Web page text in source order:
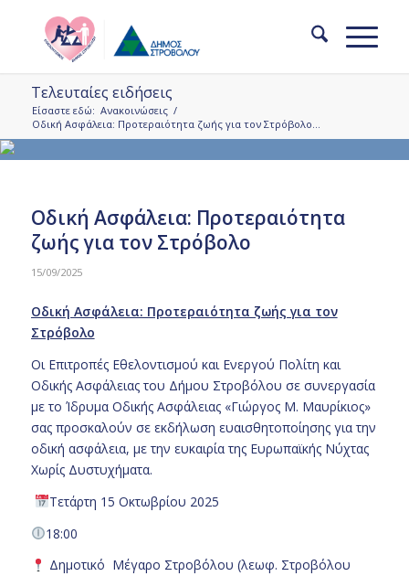
Τελευταίες ειδήσεις
Είσαστε εδώ: Ανακοινώσεις /
Οδική Ασφάλεια: Προτεραιότητα ζωής για τον Στρόβολο...
Οδική Ασφάλεια: Προτεραιότητα
ζωής για τον Στρόβολο
15/09/2025
Οδική Ασφάλεια: Προτεραιότητα ζωής για τον
Στρόβολο
Οι Επιτροπές Εθελοντισμού και Ενεργού Πολίτη και
Οδικής Ασφάλειας του Δήμου Στροβόλου σε συνεργασία
με το Ίδρυμα Οδικής Ασφάλειας «Γιώργος Μ. Μαυρίκιος»
σας προσκαλούν σε εκδήλωση ευαισθητοποίησης για την
οδική ασφάλεια, με την ευκαιρία της Ευρωπαϊκής Νύχτας
Χωρίς Δυστυχήματα.
Τετάρτη 15 Οκτωβρίου 2025
18:00
Δημοτικό Μέγαρο Στροβόλου (λεωφ. Στροβόλου